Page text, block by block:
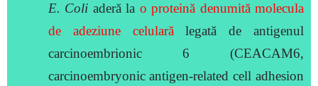
E. Coli aderă la o proteină denumită molecula
de adeziune celularălegată deantigenul
carcinoembrionic 6 (CEACAM6,
carcinoembryonic antigen-related cell adhesion